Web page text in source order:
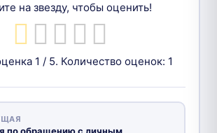
на звезду, чтобы оценить!
1 / 5. Количество оценок: 1
по обращению с личным